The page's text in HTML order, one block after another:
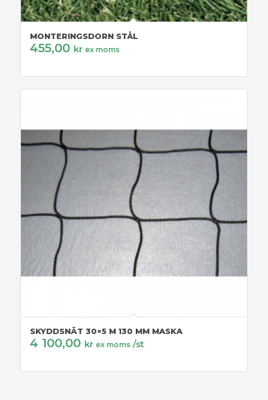
MONTERINGSDORN STÅL
455,00 kr ex moms
SKYDDSNÄT 30×5 M 130 MM MASKA
4 100,00 kr ex moms /st